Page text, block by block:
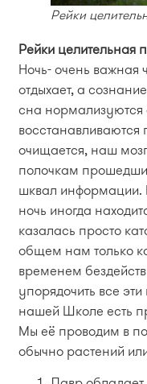
Рейки
Рейки целительная
Ночь- очень важная
отдыхает, а
сна
восстанавливаются
очищается, наш
полочкам
шквал информации.
ночь иногда
казалась просто
общем нам только
временем
упорядочить все
нашей Школе есть
Мы её проводим в
обычно растений